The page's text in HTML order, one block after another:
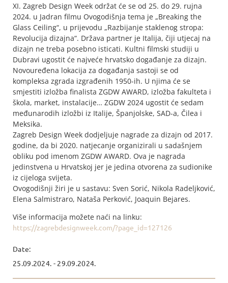
XI. Zagreb Design Week održat će se od 25. do 29. rujna
2024. u Jadran filmu Ovogodišnja tema je „Breaking the
Glass Ceiling“, u prijevodu „Razbijanje staklenog stropa:
Revolucija dizajna“. Država partner je Italija, čiji utjecaj na
dizajn ne treba posebno isticati. Kultni filmski studiji u
Dubravi ugostit će najveće hrvatsko događanje za dizajn.
Novouređena lokacija za događanja sastoji se od
kompleksa zgrada izgrađenih 1950-ih. U njima će se
smjestiti izložba finalista ZGDW AWARD, izložba fakulteta i
škola, market, instalacije… ZGDW 2024 ugostit će sedam
međunarodih izložbi iz Italije, Španjolske, SAD-a, Čilea i
Meksika.
Zagreb Design Week dodjeljuje nagrade za dizajn od 2017.
godine, da bi 2020. natjecanje organizirali u sadašnjem
obliku pod imenom ZGDW AWARD. Ova je nagrada
jedinstvena u Hrvatskoj jer je jedina otvorena za sudionike
iz cijeloga svijeta.
Ovogodišnji žiri je u sastavu: Sven Sorić, Nikola Radeljković,
Elena Salmistraro, Nataša Perković, Joaquin Bejares.
Više informacija možete naći na linku:
https://zagrebdesignweek.com/?page_id=127126
Date:
25.09.2024. - 29.09.2024.